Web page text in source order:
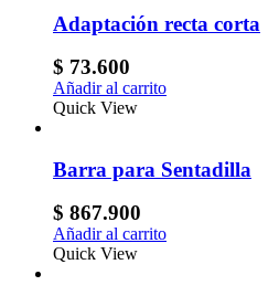
Adaptación recta corta
$ 73.600
Añadir al carrito
Quick View
Barra para Sentadilla
$ 867.900
Añadir al carrito
Quick View